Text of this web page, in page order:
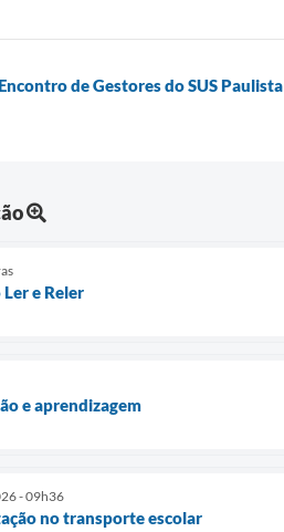
de Gestores do SUS Paulista
e Reler
e aprendizagem
- 09h36
no transporte escolar